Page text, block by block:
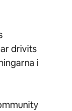
drivits
i